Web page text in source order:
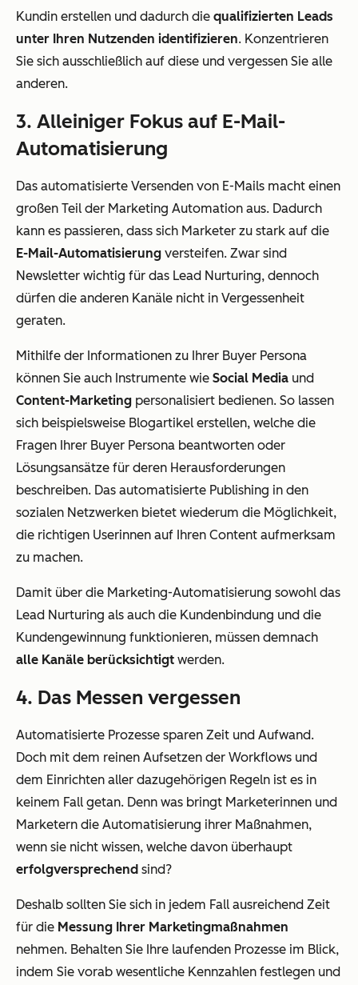
Kundin erstellen und dadurch die qualifizierten Leads
unter Ihren Nutzenden identifizieren. Konzentrieren
Sie sich ausschließlich auf diese und vergessen Sie alle
anderen.
3. Alleiniger Fokus auf E-Mail-
Automatisierung
Das automatisierte Versenden von E-Mails macht einen
großen Teil der Marketing Automation aus. Dadurch
kann es passieren, dass sich Marketer zu stark auf die
E-Mail-Automatisierung versteifen. Zwar sind
Newsletter wichtig für das Lead Nurturing, dennoch
dürfen die anderen Kanäle nicht in Vergessenheit
geraten.
Mithilfe der Informationen zu Ihrer Buyer Persona
können Sie auch Instrumente wie Social Media und
Content-Marketing personalisiert bedienen. So lassen
sich beispielsweise Blogartikel erstellen, welche die
Fragen Ihrer Buyer Persona beantworten oder
Lösungsansätze für deren Herausforderungen
beschreiben. Das automatisierte Publishing in den
sozialen Netzwerken bietet wiederum die Möglichkeit,
die richtigen Userinnen auf Ihren Content aufmerksam
zu machen.
Damit über die Marketing-Automatisierung sowohl das
Lead Nurturing als auch die Kundenbindung und die
Kundengewinnung funktionieren, müssen demnach
alle Kanäle berücksichtigt werden.
4. Das Messen vergessen
Automatisierte Prozesse sparen Zeit und Aufwand.
Doch mit dem reinen Aufsetzen der Workflows und
dem Einrichten aller dazugehörigen Regeln ist es in
keinem Fall getan. Denn was bringt Marketerinnen und
Marketern die Automatisierung ihrer Maßnahmen,
wenn sie nicht wissen, welche davon überhaupt
erfolgversprechend sind?
Deshalb sollten Sie sich in jedem Fall ausreichend Zeit
für die Messung Ihrer Marketingmaßnahmen
nehmen. Behalten Sie Ihre laufenden Prozesse im Blick,
indem Sie vorab wesentliche Kennzahlen festlegen und